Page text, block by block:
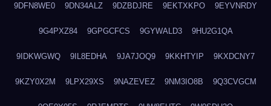
9DFN8WE0 9DN34ALZ 9DZBDJRE 9EKTXKPO 9EYVNRDY
9G4PXZ84 9GPGCFCS 9GYWALD3 9HU2G1QA
9IDKWGWQ 9IL8EDHA 9JA7JOQ9 9KKHTYIP 9KXDCNY7
9KZY0X2M 9LPX29XS 9NAZEVEZ 9NM3IO8B 9Q3CVGCM